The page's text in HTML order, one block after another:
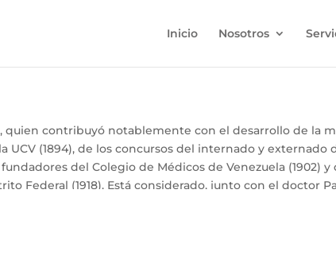
Inicio Nosotros
quien contribuyó notablemente con el desarrollo de la
UCV (1894), de los concursos del internado y
del Colegio de Médicos de Venezuela (1902)
Federal (1918). Está considerado, junto con el doctor